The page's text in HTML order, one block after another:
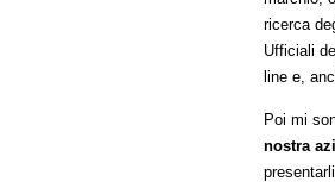
ricerca
Ufficiali
line e,
Poi mi
nostra